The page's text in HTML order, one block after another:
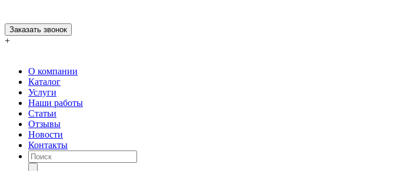
Заказать звонок
+
О компании
Каталог
Услуги
Наши работы
Статьи
Отзывы
Новости
Контакты
Поиск
товаров